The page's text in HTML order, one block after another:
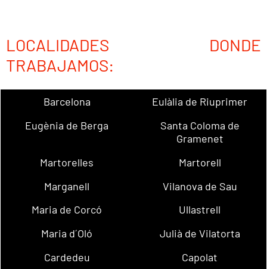
LOCALIDADES DONDE
TRABAJAMOS:
Barcelona
Eulàlia de Riuprimer
Eugènia de Berga
Santa Coloma de
Gramenet
Martorelles
Martorell
Marganell
Vilanova de Sau
Maria de Corcó
Ullastrell
Maria d´Oló
Julià de Vilatorta
Cardedeu
Capolat